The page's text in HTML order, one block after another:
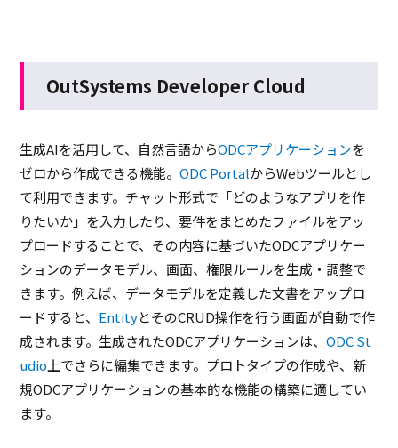
OutSystems Developer Cloud
生成AIを活用して、自然言語からODCアプリケーションを
ゼロから作成できる機能。ODC PortalからWebツールとし
て利用できます。チャット形式で「どのようなアプリを作
りたいか」を入力したり、要件をまとめたファイルをアッ
プロードすることで、その内容に基づいたODCアプリケー
ションのデータモデル、画面、権限ルールを生成・調整で
きます。例えば、データモデルを定義した文書をアップロ
ードすると、 EntityとそのCRUD操作を行う画面が自動で作
成されます。生成されたODCアプリケーションは、ODC St
udio 上でさらに編集できます。プロトタイプの作成や、新
規ODCアプリケーションの基本的な機能の構築に適してい
ます。